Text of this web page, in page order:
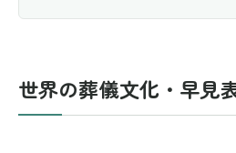
世界の葬儀文化・早見